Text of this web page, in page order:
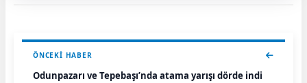
ÖNCEKI HABER
Odunpazarı ve Tepebaşı’nda atama yarışı dörde indi